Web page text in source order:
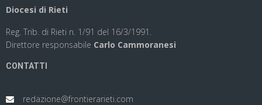
Diocesi di Rieti
Reg. Trib. di Rieti n. 1/91 del 16/3/1991.
Direttore responsabile Carlo Cammoranesi
CONTATTI
redazione@frontierarieti.com